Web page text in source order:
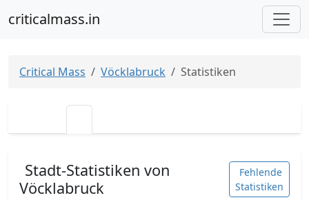
criticalmass.in
Critical Mass Vöcklabruck Statistiken
Stadt-Statistiken von
Vöcklabruck
Fehlende
Statistiken